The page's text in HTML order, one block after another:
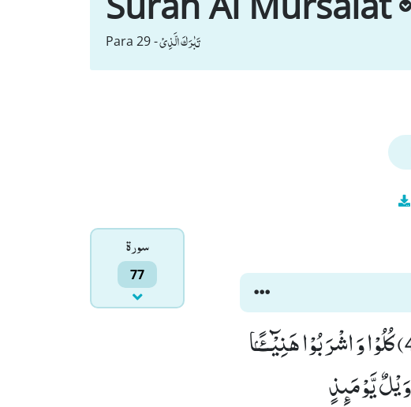
Para 29 -تَبٰرَكَ الَّذِیْ
سورۃ
77
اِنَّ الْمُتَّقِیْنَ فِیْ ظِلٰلٍ وَّ عُیُوْنٍۙ (41) وَّ فَوَاكِهَ مِمَّا یَشْتَهُوْنَﭤ(42) كُلُوْا وَ اشْرَبُوْا هَنِیْٓــٴًـۢا
اِنَّا كَذٰلِكَ نَجْزِی الْمُحْسِنِیْنَ(44) وَیْلٌ یَّوْمَىٕذٍ